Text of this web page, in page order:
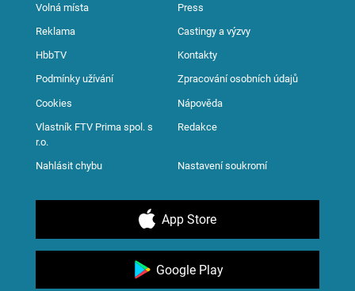
Volná místa Press
Reklama Castingy a výzvy
HbbTV Kontakty
Podmínky užívání Zpracování osobních údajů
Cookies Nápověda
Vlastník FTV Prima spol. s
r.o.
Redakce
Nahlásit chybu Nastavení soukromí
App Store
Google Play